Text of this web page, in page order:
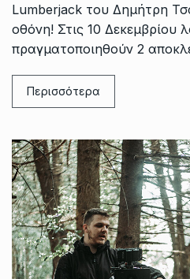
Lumberjack του Δημήτρη
οθόνη! Στις 10 Δεκεμβρίου
πραγματοποιηθούν 2
Περισσότερα